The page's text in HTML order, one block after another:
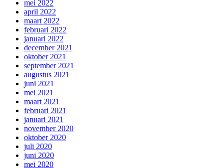
mei 2022
april 2022
maart 2022
februari 2022
januari 2022
december 2021
oktober 2021
september 2021
augustus 2021
juni 2021
mei 2021
maart 2021
februari 2021
januari 2021
november 2020
oktober 2020
juli 2020
juni 2020
mei 2020